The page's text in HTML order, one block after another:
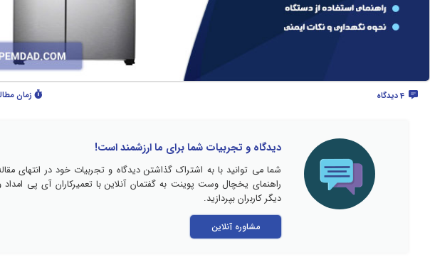
4 دیدگاه زمان
دیدگاه و تجربیات شما برای ما ارزشمند است!
شما می توانید با به اشتراک گذاشتن دیدگاه و تجربیات خود در انتهای
راهنمای یخچال وست پوینت به گفتمان آنلاین با تعمیرکاران آی پی امداد
دیگر کاربران بپردازید.
مشاوره آنلاین